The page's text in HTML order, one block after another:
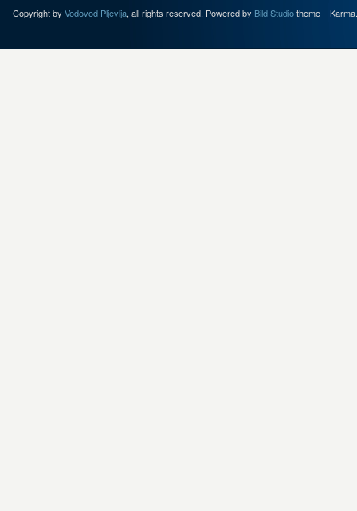
Copyright by Vodovod Pljevlja, all rights reserved. Powered by Bild Studiotheme – Karma.